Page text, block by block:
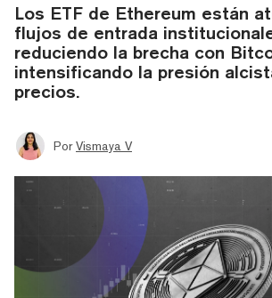
Los ETF de Ethereum están
flujos de entrada
reduciendo la brecha con
intensificando la presión
precios.
Por Vismaya V